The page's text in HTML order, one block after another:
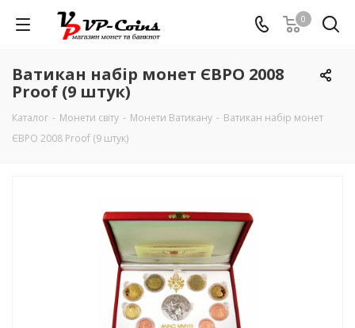
0
Ватикан набір монет ЄВРО 2008
Proof (9 штук)
Каталог - Монети світу - Монети Ватикану - Ватикан набір монет
ЄВРО 2008 Proof (9 штук)